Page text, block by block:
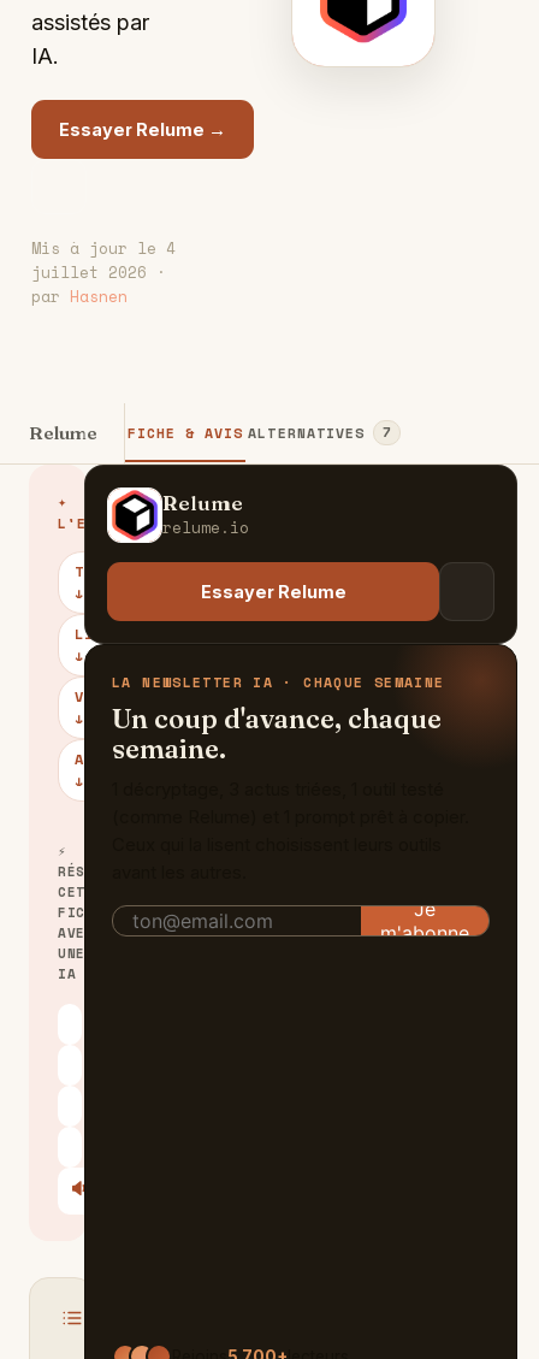
assistés par
IA.
Essayer Relume →
Mis à jour le 4
juillet 2026 ·
par Hasnen
Relume FICHE & AVIS ALTERNATIVES 7
✦
L'ESSENTIEL
TARIFS
↓
LIMITES
↓
VERDICT
↓
ALTERNATIVES
↓
⚡
RÉSUMER
CETTE
FICHE
AVEC
UNE
IA
ChatGPT
Claude
Perplexity
Le Chat
🔊
Écouter
R Relume
relume.io
Essayer Relume
LA NEWSLETTER IA · CHAQUE SEMAINE
Un coup d'avance, chaque
semaine.